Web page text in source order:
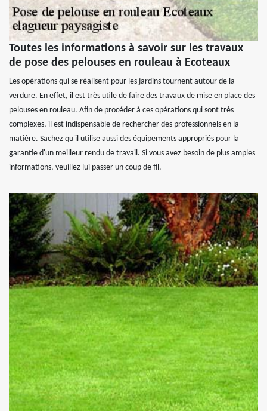
Toutes les informations à savoir sur les travaux
de pose des pelouses en rouleau à Ecoteaux
Les opérations qui se réalisent pour les jardins tournent autour de la
verdure. En effet, il est très utile de faire des travaux de mise en place des
pelouses en rouleau. Afin de procéder à ces opérations qui sont très
complexes, il est indispensable de rechercher des professionnels en la
matière. Sachez qu'il utilise aussi des équipements appropriés pour la
garantie d'un meilleur rendu de travail. Si vous avez besoin de plus amples
informations, veuillez lui passer un coup de fil.